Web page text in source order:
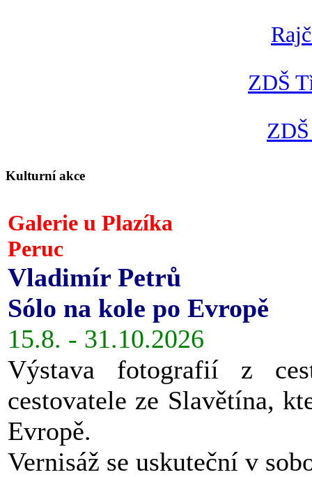
ZDŠ
Kulturní akce
Galerie u Plazíka
Peruc
Vladimír Petrů
Sólo na kole po Evropě
15.8. - 31.10.2026
Výstava fotografií z
cestovatele ze Slavětína,
Evropě.
Vernisáž se uskuteční v